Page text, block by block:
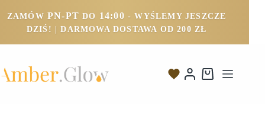
ZAMÓW PN-PT DO 14:00 - WYŚLEMY JESZCZE
DZIŚ! | DARMOWA DOSTAWA OD 200 ZŁ